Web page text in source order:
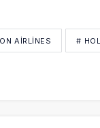
AIRLINES #